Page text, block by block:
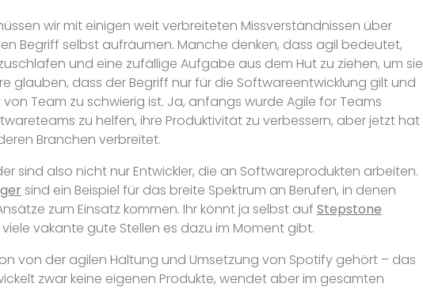
wir mit einigen weit verbreiteten Missverständnissen über
Begriff selbst aufräumen. Manche denken, dass agil bedeutet,
und eine zufällige Aufgabe aus dem Hut zu ziehen, um sie
glauben, dass der Begriff nur für die Softwareentwicklung gilt und
Team zu schwierig ist. Ja, anfangs wurde Agile for Teams
zu helfen, ihre Produktivität zu verbessern, aber jetzt hat
Branchen verbreitet.
sind also nicht nur Entwickler, die an Softwareprodukten arbeiten.
sind ein Beispiel für das breite Spektrum an Berufen, in denen
zum Einsatz kommen. Ihr könnt ja selbst auf Stepstone
vakante gute Stellen es dazu im Moment gibt.
von der agilen Haltung und Umsetzung von Spotify gehört – das
zwar keine eigenen Produkte, wendet aber im gesamten